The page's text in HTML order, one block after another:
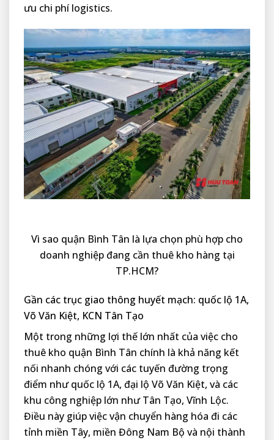
ưu chi phí logistics.
Vì sao quận Bình Tân là lựa chọn phù hợp cho
doanh nghiệp đang cần thuê kho hàng tại
TP.HCM?
Gần các trục giao thông huyết mạch: quốc lộ 1A,
Võ Văn Kiệt, KCN Tân Tạo
Một trong những lợi thế lớn nhất của việc cho
thuê kho quận Bình Tân chính là khả năng kết
nối nhanh chóng với các tuyến đường trọng
điểm như quốc lộ 1A, đại lộ Võ Văn Kiệt, và các
khu công nghiệp lớn như Tân Tạo, Vĩnh Lộc.
Điều này giúp việc vận chuyển hàng hóa đi các
tỉnh miền Tây, miền Đông Nam Bộ và nội thành